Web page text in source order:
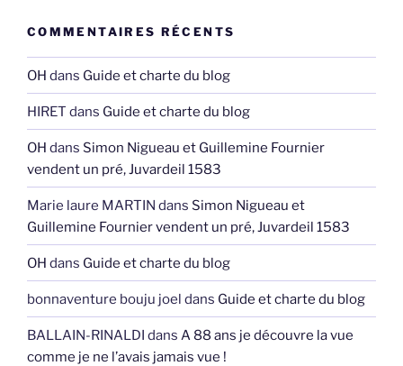
COMMENTAIRES RÉCENTS
OH dans Guide et charte du blog
HIRET dans Guide et charte du blog
OH dans Simon Nigueau et Guillemine Fournier
vendent un pré, Juvardeil 1583
Marie laure MARTIN dans Simon Nigueau et
Guillemine Fournier vendent un pré, Juvardeil 1583
OH dans Guide et charte du blog
bonnaventure bouju joel dans Guide et charte du blog
BALLAIN-RINALDI dans A 88 ans je découvre la vue
comme je ne l’avais jamais vue !